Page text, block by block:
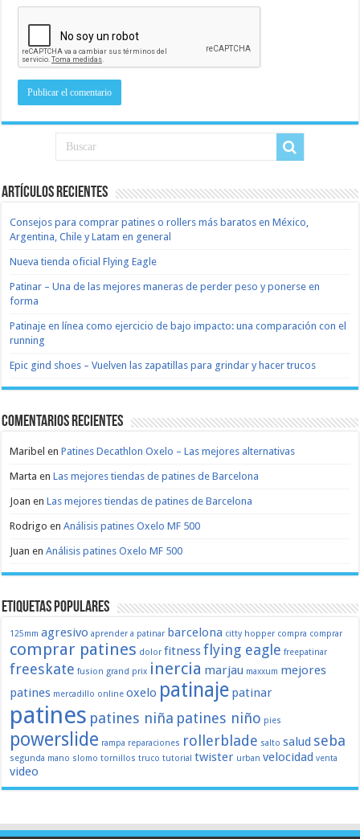
Artículos recientes
Consejos para comprar patines o rollers más baratos en México,
Argentina, Chile y Latam en general
Nueva tienda oficial Flying Eagle
Patinar – Una de las mejores maneras de perder peso y ponerse en
forma
Patinaje en línea como ejercicio de bajo impacto: una comparación con el
running
Epic gind shoes – Vuelven las zapatillas para grindar y hacer trucos
Comentarios recientes
Maribel enPatines Decathlon Oxelo – Las mejores alternativas
Marta enLas mejores tiendas de patines de Barcelona
Joan enLas mejores tiendas de patines de Barcelona
Rodrigo enAnálisis patines Oxelo MF 500
Juan enAnálisis patines Oxelo MF 500
Etiquetas populares
125mm agresivo aprender a patinar barcelona citty hopper compra comprar
comprar patines dolor fitnessflying eagle freepatinar
freeskate fusion grand prix inercia marjau maxxum mejores
patines mercadillo online oxelo patinaje patinar
patines patines niña patines niño pies
powerslide rampa reparaciones rollerblade salto salud seba
segunda mano slomo tornillos truco tutorial twister urban velocidad venta
video